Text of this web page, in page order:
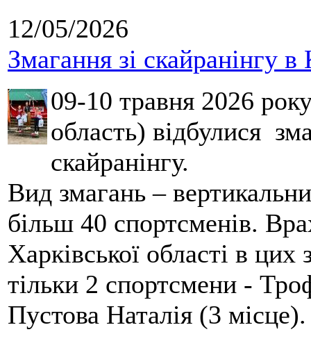
12/05/2026
Змагання зі скайранінгу в
09-10 травня 2026
область) відбулися
скайранінгу.
Вид змагань –
більш 40 спортсменів.
Харківської області в
тільки 2 спортсмени -
Пустова Наталія (3 місце).